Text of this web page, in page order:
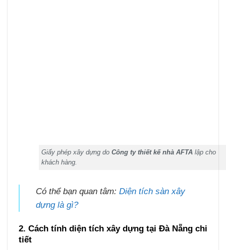
Giấy phép xây dựng do Công ty thiết kế nhà AFTAlập cho
khách hàng.
Có thể bạn quan tâm: Diện tích sàn xây
dựng là gì?
2. Cách tính diện tích xây dựng tại Đà Nẵng chi
tiết